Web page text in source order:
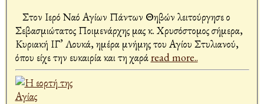
Στον Ιερό Ναό Αγίων Πάντων Θηβών λειτούργησε ο
Σεβασμιώτατος Ποιμενάρχης μας κ. Χρυσόστομος σήμερα,
Κυριακή ΙΓ’ Λουκά, ημέρα μνήμης του Αγίου Στυλιανού,
όπου είχε την ευκαιρία και τη χαράread more..